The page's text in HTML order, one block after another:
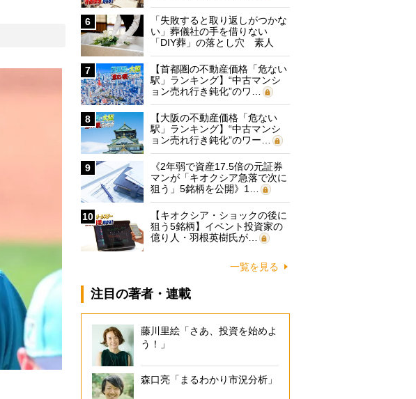
6
「失敗すると取り返しがつかな
い」葬儀社の手を借りない
「DIY葬」の落とし穴 素人
に…
7
【首都圏の不動産価格「危ない
駅」ランキング】“中古マンシ
ョン売れ行き鈍化”のワ…
8
【大阪の不動産価格「危ない
駅」ランキング】“中古マンシ
ョン売れ行き鈍化”のワー…
9
《2年弱で資産17.5倍の元証券
マンが「キオクシア急落で次に
狙う」5銘柄を公開》1…
10
【キオクシア・ショックの後に
狙う5銘柄】イベント投資家の
億り人・羽根英樹氏が…
一覧を見る
注目の著者・連載
藤川里絵「さあ、投資を始めよ
う！」
森口亮「まるわかり市況分析」